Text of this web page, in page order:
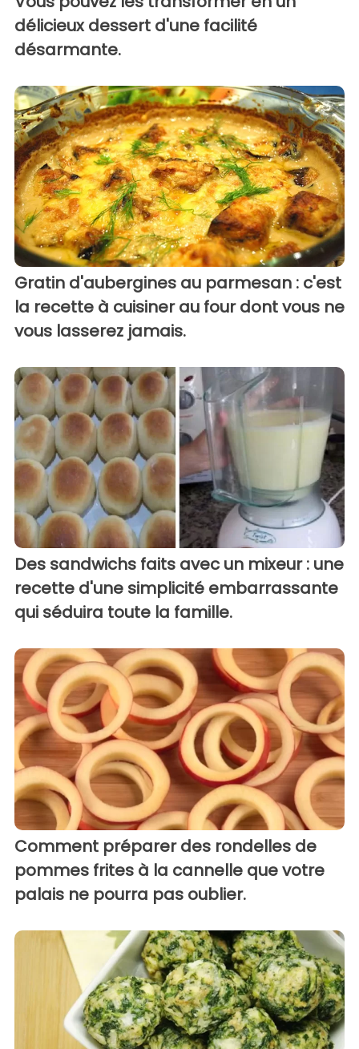
délicieux dessert d'une facilité
désarmante.
Gratin d'aubergines au parmesan : c'est
la recette à cuisiner au four dont vous ne
vous lasserez jamais.
Des sandwichs faits avec un mixeur : une
recette d'une simplicité embarrassante
qui séduira toute la famille.
Comment préparer des rondelles de
pommes frites à la cannelle que votre
palais ne pourra pas oublier.